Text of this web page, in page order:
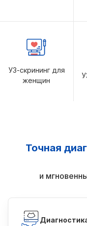
УЗ-скрининг для
женщин
Точная
и